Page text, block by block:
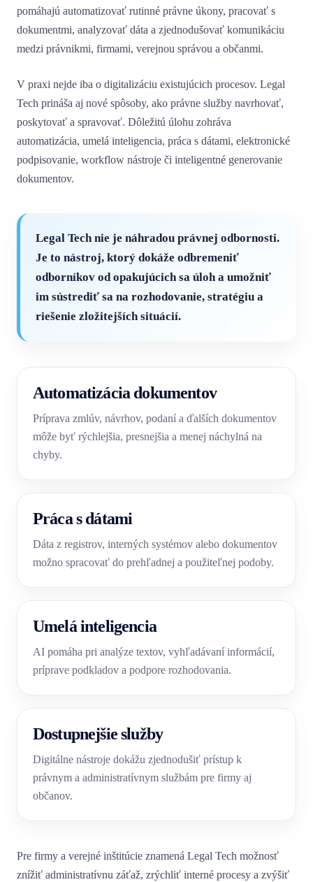
pomáhajú automatizovať rutinné právne úkony, pracovať s
dokumentmi, analyzovať dáta a zjednodušovať komunikáciu
medzi právnikmi, firmami, verejnou správou a občanmi.
V praxi nejde iba o digitalizáciu existujúcich procesov. Legal
Tech prináša aj nové spôsoby, ako právne služby navrhovať,
poskytovať a spravovať. Dôležitú úlohu zohráva
automatizácia, umelá inteligencia, práca s dátami, elektronické
podpisovanie, workflow nástroje či inteligentné generovanie
dokumentov.
Legal Tech nie je náhradou právnej odbornosti.
Je to nástroj, ktorý dokáže odbremeniť
odborníkov od opakujúcich sa úloh a umožniť
im sústrediť sa na rozhodovanie, stratégiu a
riešenie zložitejších situácií.
Automatizácia dokumentov
Príprava zmlúv, návrhov, podaní a ďalších dokumentov
môže byť rýchlejšia, presnejšia a menej náchylná na
chyby.
Práca s dátami
Dáta z registrov, interných systémov alebo dokumentov
možno spracovať do prehľadnej a použiteľnej podoby.
Umelá inteligencia
AI pomáha pri analýze textov, vyhľadávaní informácií,
príprave podkladov a podpore rozhodovania.
Dostupnejšie služby
Digitálne nástroje dokážu zjednodušiť prístup k
právnym a administratívnym službám pre firmy aj
občanov.
Pre firmy a verejné inštitúcie znamená Legal Tech možnosť
znížiť administratívnu záťaž, zrýchliť interné procesy a zvýšiť